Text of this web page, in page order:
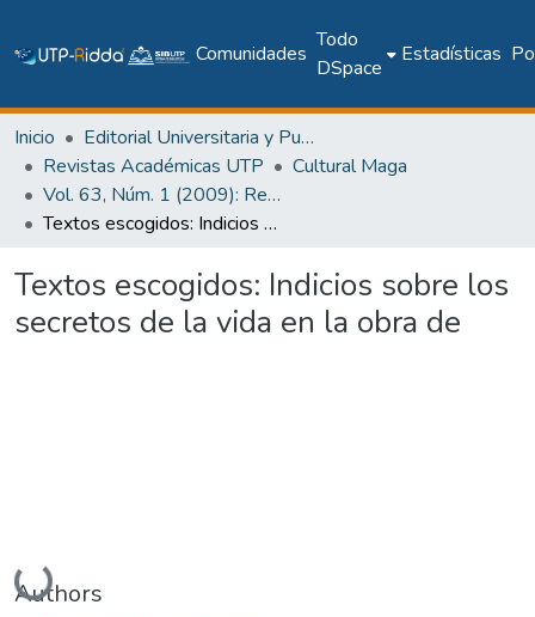
Comunidades
Todo
DSpace
Estadísticas
Inicio
Editorial Universitaria y Publicaciones Seriadas
Revistas Académicas UTP
Cultural Maga
Vol. 63, Núm. 1 (2009): Revista Maga
Textos escogidos: Indicios sobre los secretos de la vida en la obra de
Textos escogidos: Indicios sobre los
secretos de la vida en la obra de
Cargando...
Authors